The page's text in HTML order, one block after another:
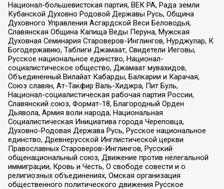
Национал-большевистская партия, ВЕК РА, Рада земли
Кубанской Духовно Родовой Державы Русь, Община
Духовного Управления Асгардской Веси Беловодья,
Славянская Община Капища Веды Перуна, Мужская
Духовная Семинария Староверов-Инглингов, Нурджулар, К
Богодержавию, Таблиги Джамаат, Свидетели Иеговы,
Русское национальное единство, Национал-
социалистическое общество, Джамаат мувахидов,
Объединенный Вилайат Кабарды, Балкарии и Карачая,
Союз славян, Ат-Такфир Валь-Хиджра, Пит Буль,
Национал-социалистическая рабочая партия России,
Славянский союз, Формат-18, Благородный Орден
Дьявола, Армия воли народа, Национальная
Социалистическая Инициатива города Череповца,
Духовно-Родовая Держава Русь, Русское национальное
единство, Древнерусской Инглистической церкви
Православных Староверов-Инглингов, Русский
общенациональный союз, Движение против нелегальной
иммиграции, Кровь и Честь, О свободе совести и о
религиозных объединениях, Омская организация
общественного политического движения Русское